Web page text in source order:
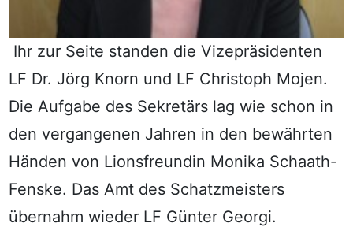
Ihr zur Seite standen die Vizepräsidenten
LF Dr. Jörg Knorn und LF Christoph Mojen.
Die Aufgabe des Sekretärs lag wie schon in
den vergangenen Jahren in den bewährten
Händen von Lionsfreundin Monika Schaath-
Fenske. Das Amt des Schatzmeisters
übernahm wieder LF Günter Georgi.